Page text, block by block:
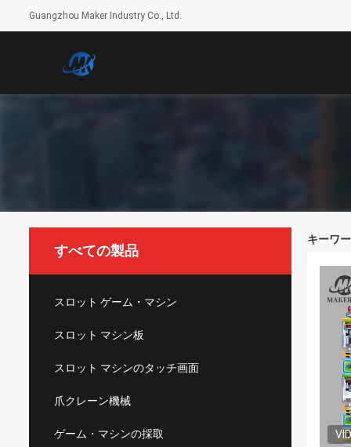
Guangzhou Maker Industry Co., Ltd.
すべての製品
スロット ゲーム・マシン
スロット マシン板
スロット マシンのタッチ画面
爪クレーン機械
ゲーム・マシンの採取
キーワ